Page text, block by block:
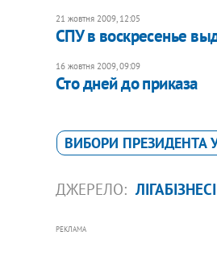
21 жовтня 2009, 12:05
СПУ в воскресенье
16 жовтня 2009, 09:09
Сто дней до приказа
ВИБОРИ ПРЕЗИДЕНТА
ДЖЕРЕЛО:
РЕКЛАМА